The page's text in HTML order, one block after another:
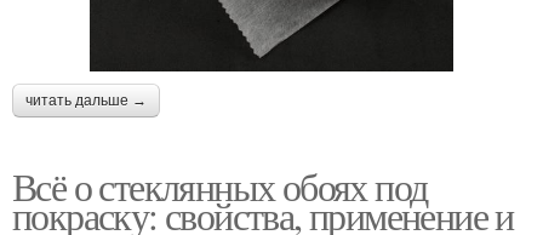
читать дальше →
Всё о стеклянных обоях под
покраску: свойства, применение и